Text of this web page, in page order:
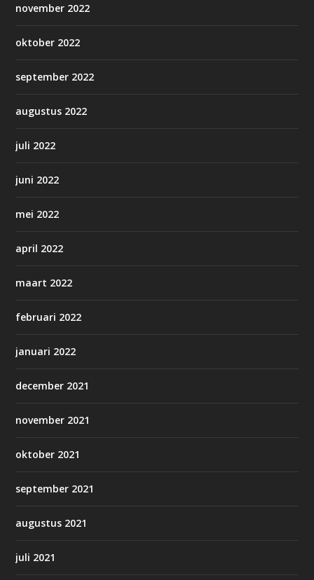
november 2022
oktober 2022
september 2022
augustus 2022
juli 2022
juni 2022
mei 2022
april 2022
maart 2022
februari 2022
januari 2022
december 2021
november 2021
oktober 2021
september 2021
augustus 2021
juli 2021